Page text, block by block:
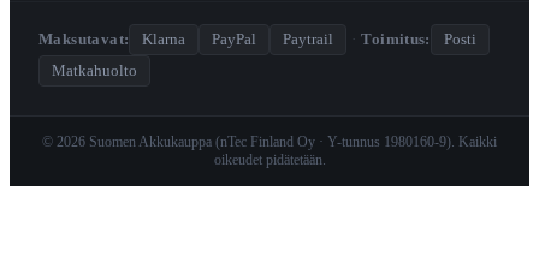
Maksutavat: Klarna PayPal Paytrail · Toimitus:
Posti
Matkahuolto
© 2026 Suomen Akkukauppa (nTec Finland Oy · Y-tunnus 1980160-9). Kaikki
oikeudet pidätetään.